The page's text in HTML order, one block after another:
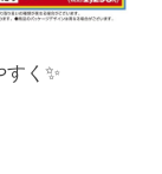
く✨